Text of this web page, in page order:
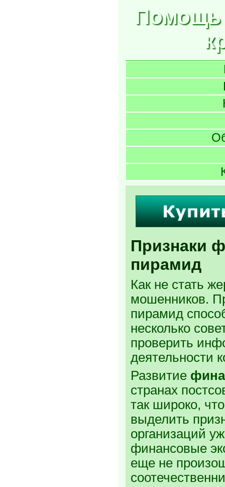
Помощь
Признаки
пирамид
Как не стать
мошенников.
пирамид
несколько
проверить
деятельности
Развитие
странах
так широко,
выделить
организаций
финансовые
еще не